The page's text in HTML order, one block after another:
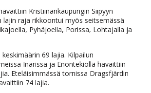
Kristiinankaupungin Siipyyn
lajin raja rikkoontui myös seitsemässä
Pyhäjoella, Porissa, Lohtajalla ja
69 lajia. Kilpailun
Inarissa ja Enontekiöllä havaittiin
Eteläisimmässä tornissa Dragsfjärdin
74 lajia.